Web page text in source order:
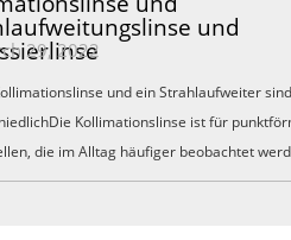
und
29, 2022
und ein Strahlaufweiter sind
Kollimationslinse ist für
die im Alltag häufiger beobachtet